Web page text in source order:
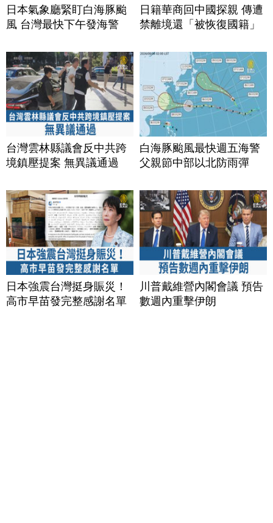
日本氣象廳緊盯白海豚颱
風 台灣最快下午發海警
日籍華商回中國探親 傳遭
禁離境還「被恢復國籍」
台灣雲林縣議會反中共跨
境鎮壓提案 無異議通過
白海豚颱風最快週五海警
父親節中部以北防雨彈
日本強震台灣挺身賑災！
高市早苗發完整感謝名單
川普戴維營內閣會議 預告
數週內重擊伊朗